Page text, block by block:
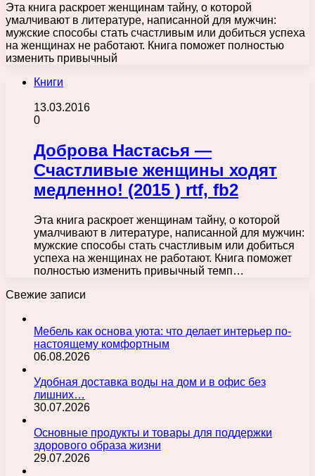
Эта книга раскроет женщинам тайну, о которой
умалчивают в литературе, написанной для мужчин:
мужские способы стать счастливым или добиться успеха
на женщинах не работают. Книга поможет полностью
изменить привычный
Книги
13.03.2016
0
Доброва Настасья —
Счастливые женщины ходят
медленно! (2015 ) rtf, fb2
Эта книга раскроет женщинам тайну, о которой
умалчивают в литературе, написанной для мужчин:
мужские способы стать счастливым или добиться
успеха на женщинах не работают. Книга поможет
полностью изменить привычный темп…
Свежие записи
Мебель как основа уюта: что делает интерьер по-
настоящему комфортным
06.08.2026
Удобная доставка воды на дом и в офис без
лишних…
30.07.2026
Основные продукты и товары для поддержки
здорового образа жизни
29.07.2026